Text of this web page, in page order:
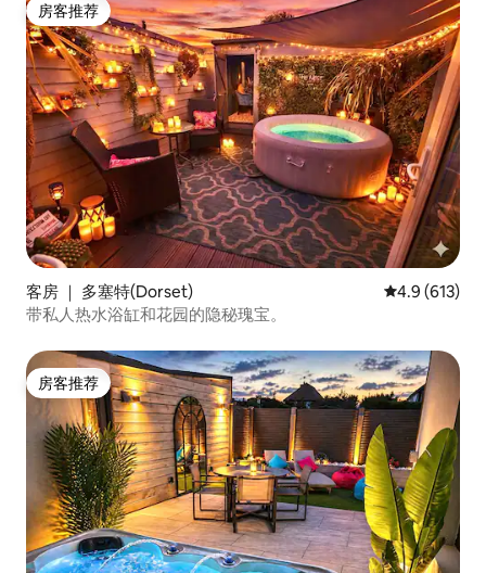
房客推荐
房客推荐
客房 ｜ 多塞特(Dorset) 平均评分 4.9
4.9 (613)
带私人热水浴缸和花园的隐秘瑰宝。
房客推荐
房客推荐